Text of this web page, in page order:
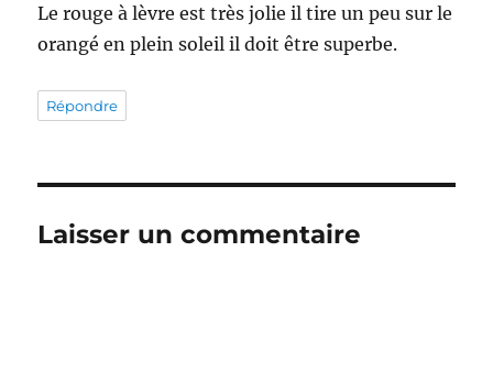
Le rouge à lèvre est très jolie il tire un peu sur le
orangé en plein soleil il doit être superbe.
Répondre
Laisser un commentaire